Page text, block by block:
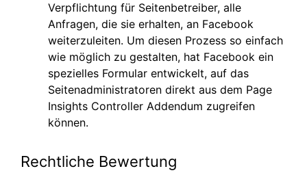
Verpflichtung für Seitenbetreiber, alle
Anfragen, die sie erhalten, an Facebook
weiterzuleiten. Um diesen Prozess so einfach
wie möglich zu gestalten, hat Facebook ein
spezielles Formular entwickelt, auf das
Seitenadministratoren direkt aus dem Page
Insights Controller Addendum zugreifen
können.
Rechtliche Bewertung